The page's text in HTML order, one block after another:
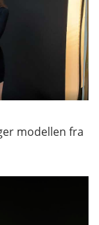
modellen fra